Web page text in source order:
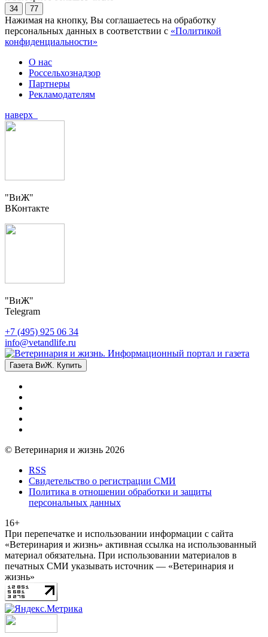
34 77
Нажимая на кнопку, Вы соглашаетесь на обработку
персональных данных в соответствии с «Политикой
конфиденциальности»
О нас
Россельхознадзор
Партнеры
Рекламодателям
наверх
"ВиЖ"
ВКонтакте
"ВиЖ"
Telegram
+7 (495) 925 06 34
info@vetandlife.ru
Газета ВиЖ. Купить
© Ветеринария и жизнь 2026
RSS
Свидетельство о регистрации СМИ
Политика в отношении обработки и защиты
персональных данных
16+
При перепечатке и использовании информации с сайта
«Ветеринария и жизнь» активная ссылка на использованный
материал обязательна. При использовании материалов в
печатных СМИ указывать источник — «Ветеринария и
жизнь»